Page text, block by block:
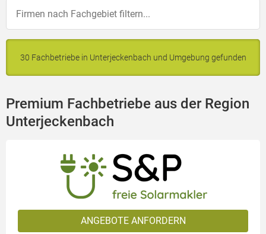
30 Fachbetriebe in Unterjeckenbach und Umgebung gefunden
Premium Fachbetriebe aus der Region
Unterjeckenbach
ANGEBOTE ANFORDERN